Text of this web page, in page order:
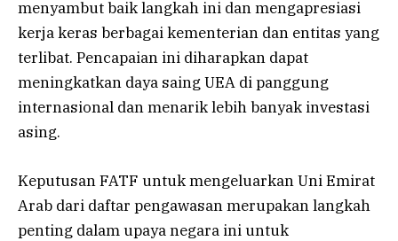
menyambut baik langkah ini dan mengapresiasi
kerja keras berbagai kementerian dan entitas yang
terlibat. Pencapaian ini diharapkan dapat
meningkatkan daya saing UEA di panggung
internasional dan menarik lebih banyak investasi
asing.
Keputusan FATF untuk mengeluarkan Uni Emirat
Arab dari daftar pengawasan merupakan langkah
penting dalam upaya negara ini untuk